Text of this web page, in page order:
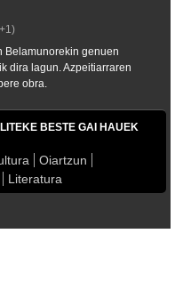
Belamunorekin genuen
dira lagun. Azpeitiarraren
obra.
BESTE GAI HAUEK
Oiartzun
Literatura